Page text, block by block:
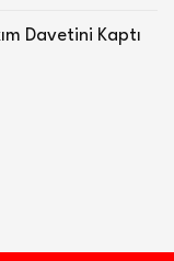
Davetini Kaptı